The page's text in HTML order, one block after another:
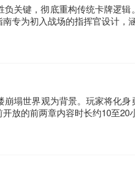
键，彻底重构传统卡牌逻
专为初入战场的指挥官设计
塌世界观为背景。玩家将化
放的前两章内容时长约10至